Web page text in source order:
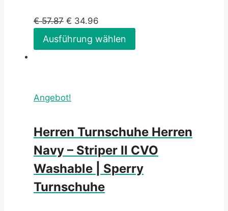
€57.87 € 34.96
Ausführung wählen
Angebot!
Herren Turnschuhe Herren
Navy – Striper II CVO
Washable | Sperry
Turnschuhe